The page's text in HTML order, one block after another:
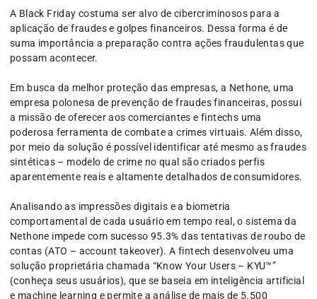
A Black Friday costuma ser alvo de cibercriminosos para a
aplicação de fraudes e golpes financeiros. Dessa forma é de
suma importância a preparação contra ações fraudulentas que
possam acontecer.
Em busca da melhor proteção das empresas, a Nethone, uma
empresa polonesa de prevenção de fraudes financeiras, possui
a missão de oferecer aos comerciantes e fintechs uma
poderosa ferramenta de combate a crimes virtuais. Além disso,
por meio da solução é possível identificar até mesmo as fraudes
sintéticas – modelo de crime no qual são criados perfis
aparentemente reais e altamente detalhados de consumidores.
Analisando as impressões digitais e a biometria
comportamental de cada usuário em tempo real, o sistema da
Nethone impede com sucesso 95.3% das tentativas de roubo de
contas (ATO – account takeover). A fintech desenvolveu uma
solução proprietária chamada “Know Your Users – KYU™”
(conheça seus usuários), que se baseia em inteligência artificial
e machine learning e permite a análise de mais de 5.500